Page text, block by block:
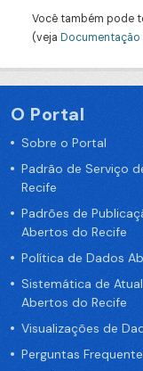
Você também pode
(veja Documentação
O Portal
Sobre o Portal
Padrão de Serviço
Recife
Padrões de
Abertos do Recife
Política de Dados
Sistemática de
Abertos do Recife
Visualizações de
Perguntas